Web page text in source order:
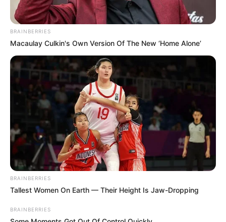
BRAINBERRIES
Macaulay Culkin's Own Version Of The New ‘Home Alone’
BRAINBERRIES
Tallest Women On Earth — Their Height Is Jaw-Dropping
BRAINBERRIES